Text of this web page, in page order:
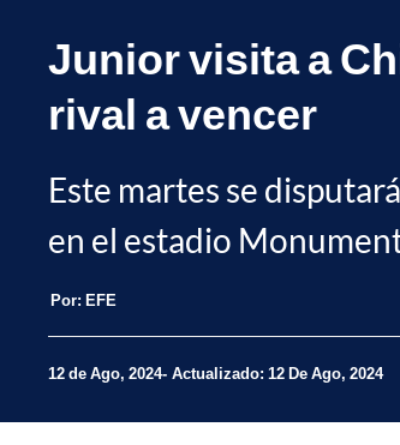
Junior visita a
rival a vencer
Este martes se
en el estadio
Por: EFE
12 de Ago, 2024 Actualizado: 12 De Ago, 2024